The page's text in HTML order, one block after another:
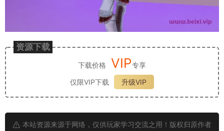
资源下载
下载价格 VIP专享
仅限VIP下载
升级VIP
本站资源来源于网络，仅供玩家学习交流之用！版权归原作者